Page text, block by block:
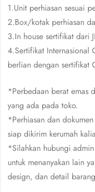
1.Unit perhiasan sesuai
2.Box/kotak perhiasan
3.In house sertifikat dari
4.Sertifikat Internasional
berlian dengan sertifikat
*Perbedaan berat emas
yang ada pada toko.
*Perhiasan dan
siap dikirim kerumah
*Silahkan hubungi
untuk menanyakan lain
design, dan detail